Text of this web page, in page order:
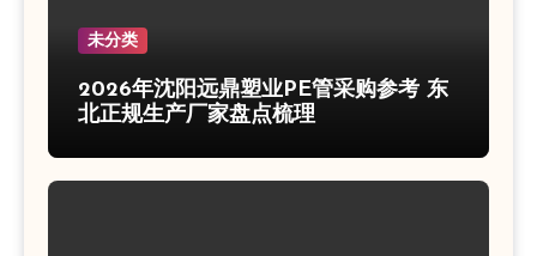
未分类
2026年沈阳远鼎塑业PE管采购参考 东
北正规生产厂家盘点梳理